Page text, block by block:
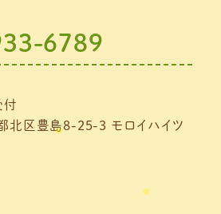
6789
付
北区豊島8-25-3 モロイハイツ